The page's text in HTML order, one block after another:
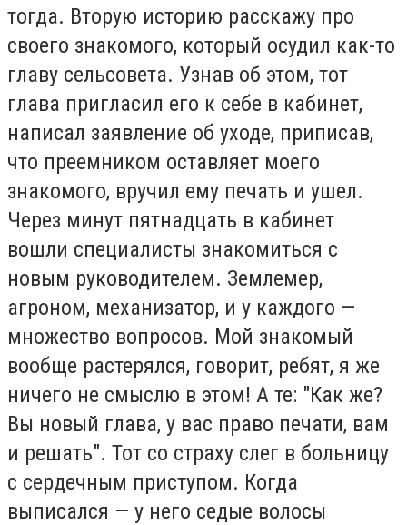
тогда. Вторую историю расскажу про
своего знакомого, который осудил как-то
главу сельсовета. Узнав об этом, тот
глава пригласил его к себе в кабинет,
написал заявление об уходе, приписав,
что преемником оставляет моего
знакомого, вручил ему печать и ушел.
Через минут пятнадцать в кабинет
вошли специалисты знакомиться с
новым руководителем. Землемер,
агроном, механизатор, и у каждого —
множество вопросов. Мой знакомый
вообще растерялся, говорит, ребят, я же
ничего не смыслю в этом! А те: "Как же?
Вы новый глава, у вас право печати, вам
и решать". Тот со страху слег в больницу
с сердечным приступом. Когда
выписался — у него седые волосы